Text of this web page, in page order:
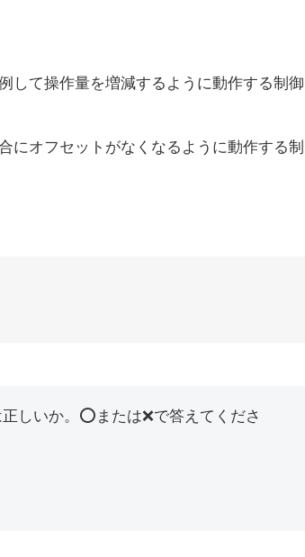
して操作量を増減するように動作する制御
にオフセットがなくなるように動作する制
しいか。⭕または❌で答えてくださ